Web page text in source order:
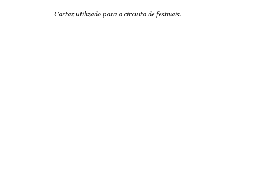
Cartaz utilizado para o circuito de festivais.